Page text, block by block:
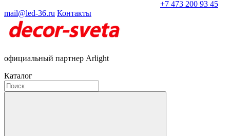
+7 473 200 93 45
mail@led-36.ru Контакты
официальный партнер Arlight
Каталог